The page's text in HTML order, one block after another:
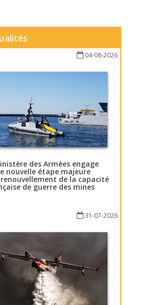
04-08-2026
des Armées engage
nouvelle étape majeure
de la capacité
de guerre des mines
31-07-2026